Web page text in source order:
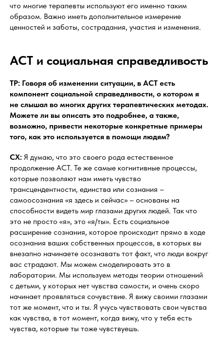
что многие терапевты используют его именно таким
образом. Важно иметь дополнительное измерение
ценностей и заботы, сострадания, участия и изменения.
АСТ и социальная справедливость
ТР: Говоря об изменении ситуации, в АСТ есть
компонент социальной справедливости, о котором я
не слышал во многих других терапевтических методах.
Можете ли вы описать это подробнее, а также,
возможно, привести некоторые конкретные примеры
того, как это используется в помощи людям?
СХ: Я думаю, что это своего рода естественное
продолжение АСТ. Те же самые когнитивные процессы,
которые позволяют нам иметь чувство
трансцендентности, единства или сознания –
самоосознания «я здесь и сейчас» – основаны на
способности видеть мир глазами других людей. Так что
это не просто «я», это «я/ты». Есть социальное
расширение сознания, которое происходит прямо в ходе
осознания ваших собственных процессов, в которых вы
внезапно начинаете осознавать тот факт, что люди вокруг
вас страдают. Мы можем смоделировать это в
лаборатории. Мы используем методы теории отношений
с детьми, у которых нет чувства самости, и очень скоро
начинает проявляться сочувствие. Я вижу своими глазами
тот же момент, что и ты. Я учусь чувствовать свои чувства
как чувства, в тот момент, когда вижу, что у тебя есть
чувства, которые ты тоже чувствуешь.